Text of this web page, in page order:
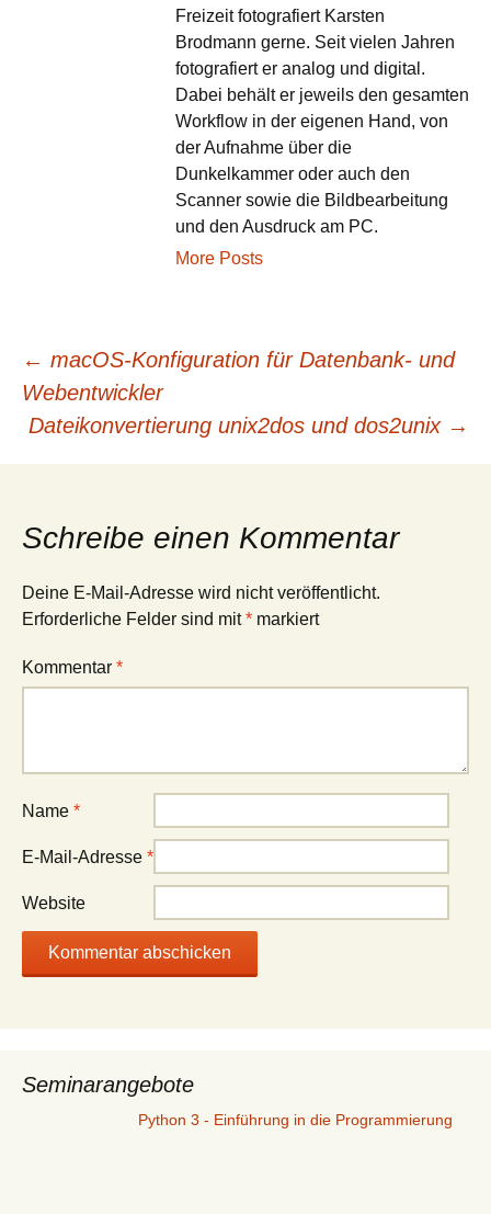
Freizeit fotografiert Karsten
Brodmann gerne. Seit vielen Jahren
fotografiert er analog und digital.
Dabei behält er jeweils den gesamten
Workflow in der eigenen Hand, von
der Aufnahme über die
Dunkelkammer oder auch den
Scanner sowie die Bildbearbeitung
und den Ausdruck am PC.
More Posts
Beitragsnavigation
← macOS-Konfiguration für Datenbank- und
Webentwickler
Dateikonvertierung unix2dos und dos2unix →
Schreibe einen Kommentar
Deine E-Mail-Adresse wird nicht veröffentlicht.
Erforderliche Felder sind mit* markiert
Kommentar *
Name *
E-Mail-Adresse *
Website
Seminarangebote
Python 3 - Einführung in die Programmierung